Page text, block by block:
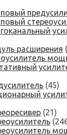
расширения
(45)
(21)